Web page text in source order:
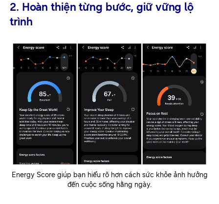
2. Hoàn thiện từng bước, giữ vững lộ
trình
Energy Score giúp bạn hiểu rõ hơn cách sức khỏe ảnh hưởng
đến cuộc sống hằng ngày.